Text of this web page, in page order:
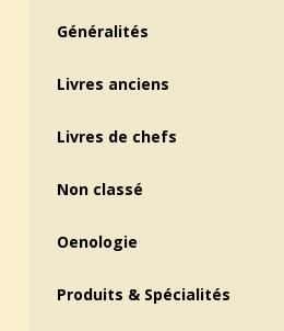
Généralités
Livres anciens
Livres de chefs
Non classé
Oenologie
Produits & Spécialités